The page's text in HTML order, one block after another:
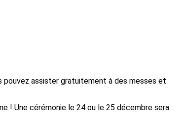
pouvez assister gratuitement à des messes et
! Une cérémonie le 24 ou le 25 décembre sera